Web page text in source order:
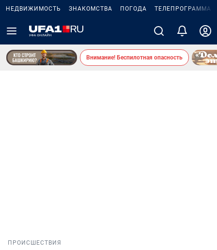
НЕДВИЖИМОСТЬ ЗНАКОМСТВА ПОГОДА ТЕЛЕПРОГРАММА
Внимание! Беспилотная опасность
ПРОИСШЕСТВИЯ